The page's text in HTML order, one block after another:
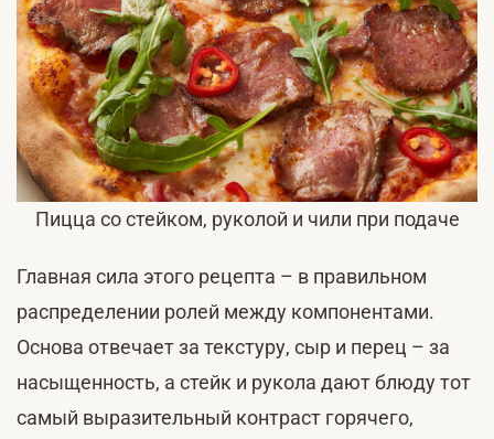
Пицца со стейком, руколой и чили при подаче
Главная сила этого рецепта – в правильном
распределении ролей между компонентами.
Основа отвечает за текстуру, сыр и перец – за
насыщенность, а стейк и рукола дают блюду тот
самый выразительный контраст горячего,